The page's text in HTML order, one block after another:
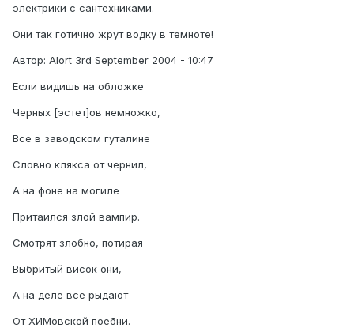
электрики с сантехниками.
Они так готично жрут водку в темноте!
Автор: Alort 3rd September 2004 - 10:47
Если видишь на обложке
Черных [эстет]ов немножко,
Все в заводском гуталине
Словно клякса от чернил,
А на фоне на могиле
Притаился злой вампир.
Смотрят злобно, потирая
Выбритый висок они,
А на деле все рыдают
От ХИМовской поебни.